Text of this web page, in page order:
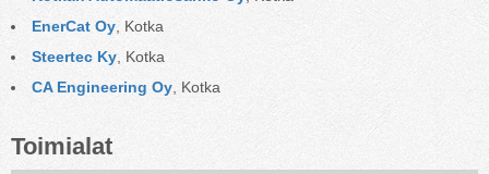
EnerCat Oy, Kotka
Steertec Ky , Kotka
CA Engineering Oy , Kotka
Toimialat